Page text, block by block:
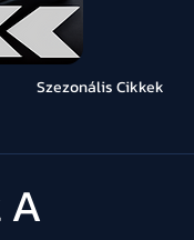
Szezonális Cikkek